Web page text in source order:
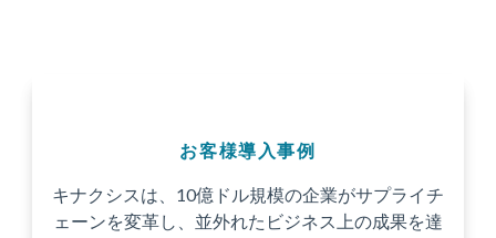
お客様導入事例
キナクシスは、10億ドル規模の企業がサプライチ
ェーンを変革し、並外れたビジネス上の成果を達